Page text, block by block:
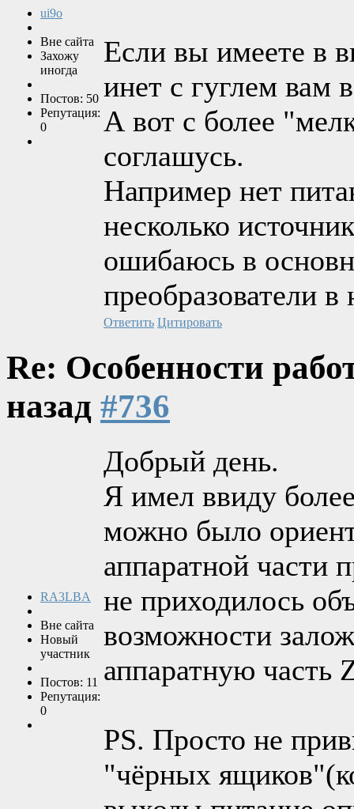
ui9o
Вне сайта
Захожу
иногда
Постов: 50
Репутация:
0
Если вы имеете в
инет с гуглем вам
А вот с более
соглашусь.
Например нет
несколько
ошибаюсь в
преобразователи в
Ответить Цитировать
Re: Особенности
назад #736
RA3LBA
Вне сайта
Новый
участник
Постов: 11
Репутация:
0
Добрый день.
Я имел ввиду
можно было
аппаратной части
не приходилось
возможности
аппаратную часть
PS. Просто не
"чёрных